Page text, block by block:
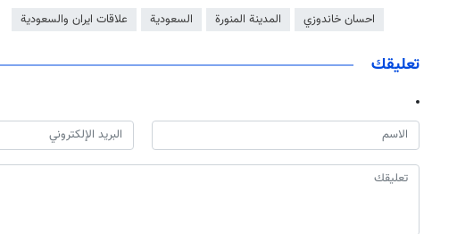
احسان خاندوزي المدينة المنورة السعودية علاقات ايران والسعودية
تعليقك